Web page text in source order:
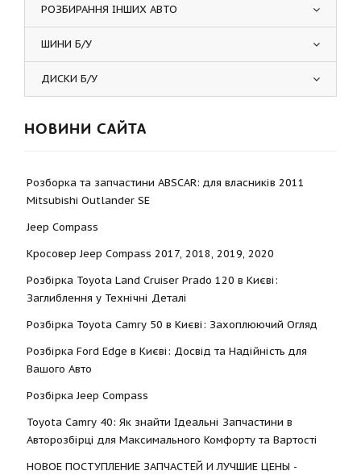
РОЗБИРАННЯ ІНШИХ АВТО
ШИНИ Б/У
ДИСКИ Б/У
НОВИНИ САЙТА
Розборка та запчастини ABSCAR: для власників 2011
Mitsubishi Outlander SE
Jeep Compass
Кросовер Jeep Compass 2017, 2018, 2019, 2020
Розбірка Toyota Land Cruiser Prado 120 в Києві:
Заглиблення у Технічні Деталі
Розбірка Toyota Camry 50 в Києві: Захоплюючий Огляд
Розбірка Ford Edge в Києві: Досвід та Надійність для
Вашого Авто
Розбірка Jeep Compass
Toyota Camry 40: Як знайти Ідеальні Запчастини в
Авторозбірці для Максимального Комфорту та Вартості
НОВОЕ ПОСТУПЛЕНИЕ ЗАПЧАСТЕЙ И ЛУЧШИЕ ЦЕНЫ -